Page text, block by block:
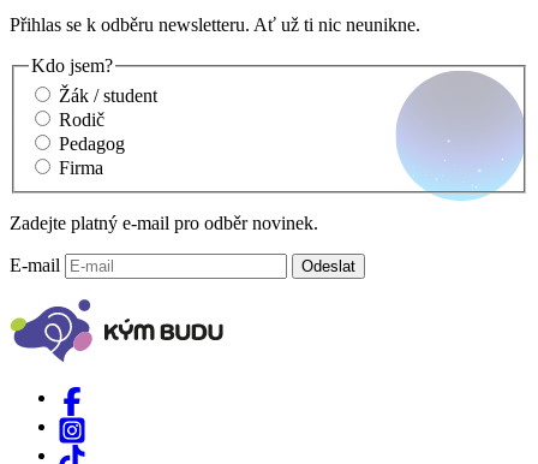
Přihlas se k odběru newsletteru. Ať už ti nic neunikne.
Kdo jsem?
Žák / student
Rodič
Pedagog
Firma
Zadejte platný e-mail pro odběr novinek.
E-mail Odeslat